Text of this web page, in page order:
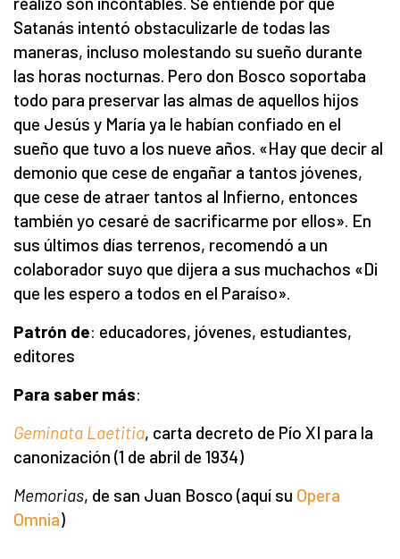
Satanás intentó obstaculizarle de todas las
maneras, incluso molestando su sueño durante
las horas nocturnas. Pero don Bosco soportaba
todo para preservar las almas de aquellos hijos
que Jesús y María ya le habían confiado en el
sueño que tuvo a los nueve años. «Hay que decir al
demonio que cese de engañar a tantos jóvenes,
que cese de atraer tantos al Infierno, entonces
también yo cesaré de sacrificarme por ellos». En
sus últimos días terrenos, recomendó a un
colaborador suyo que dijera a sus muchachos «Di
que les espero a todos en el Paraíso».
Patrón de: educadores, jóvenes, estudiantes,
editores
Para saber más:
Geminata Laetitia, carta decreto de Pío XI para la
canonización (1 de abril de 1934)
Memorias, de san Juan Bosco (aquí su Opera
Omnia)